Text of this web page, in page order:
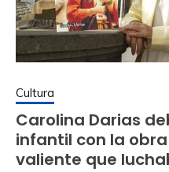
Cultura
Carolina Darias
infantil con la
valiente que